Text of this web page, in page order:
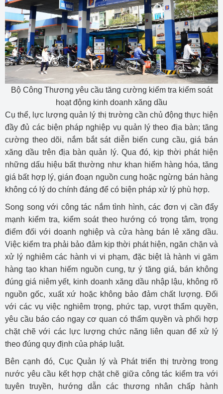
Bộ Công Thương yêu cầu tăng cường kiểm tra kiểm soát
hoạt động kinh doanh xăng dầu
Cụ thể, lực lượng quản lý thị trường cần chủ động thực hiện
đầy đủ các biện pháp nghiệp vụ quản lý theo địa bàn; tăng
cường theo dõi, nắm bắt sát diễn biến cung cầu, giá bán
xăng dầu trên địa bàn quản lý. Qua đó, kịp thời phát hiện
những dấu hiệu bất thường như khan hiếm hàng hóa, tăng
giá bất hợp lý, gián đoạn nguồn cung hoặc ngừng bán hàng
không có lý do chính đáng để có biện pháp xử lý phù hợp.
Song song với công tác nắm tình hình, các đơn vị cần đẩy
mạnh kiểm tra, kiểm soát theo hướng có trọng tâm, trọng
điểm đối với doanh nghiệp và cửa hàng bán lẻ xăng dầu.
Việc kiểm tra phải bảo đảm kịp thời phát hiện, ngăn chặn và
xử lý nghiêm các hành vi vi phạm, đặc biệt là hành vi găm
hàng tạo khan hiếm nguồn cung, tự ý tăng giá, bán không
đúng giá niêm yết, kinh doanh xăng dầu nhập lậu, không rõ
nguồn gốc, xuất xứ hoặc không bảo đảm chất lượng. Đối
với các vụ việc nghiêm trọng, phức tạp, vượt thẩm quyền,
yêu cầu báo cáo ngay cơ quan có thẩm quyền và phối hợp
chặt chẽ với các lực lượng chức năng liên quan để xử lý
theo đúng quy định của pháp luật.
Bên cạnh đó, Cục Quản lý và Phát triển thị trường trong
nước yêu cầu kết hợp chặt chẽ giữa công tác kiểm tra với
tuyên truyền, hướng dẫn các thương nhân chấp hành